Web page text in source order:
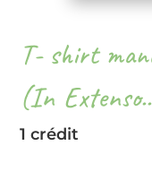
T- shirt
(In
1 crédit